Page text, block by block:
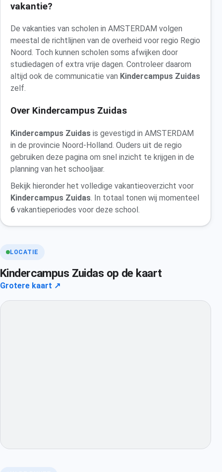
vakantie?
De vakanties van scholen in AMSTERDAM volgen
meestal de richtlijnen van de overheid voor regio Regio
Noord. Toch kunnen scholen soms afwijken door
studiedagen of extra vrije dagen. Controleer daarom
altijd ook de communicatie van Kindercampus Zuidas
zelf.
Over Kindercampus Zuidas
Kindercampus Zuidas is gevestigd in AMSTERDAM
in de provincie Noord-Holland. Ouders uit de regio
gebruiken deze pagina om snel inzicht te krijgen in de
planning van het schooljaar.
Bekijk hieronder het volledige vakantieoverzicht voor
Kindercampus Zuidas. In totaal tonen wij momenteel
6 vakantieperiodes voor deze school.
LOCATIE
Kindercampus Zuidas op de kaart
Grotere kaart ↗